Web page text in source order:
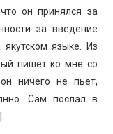
он принялся за
за введение
языке. Из
пишет ко мне со
ничего не пьет,
Сам послал в